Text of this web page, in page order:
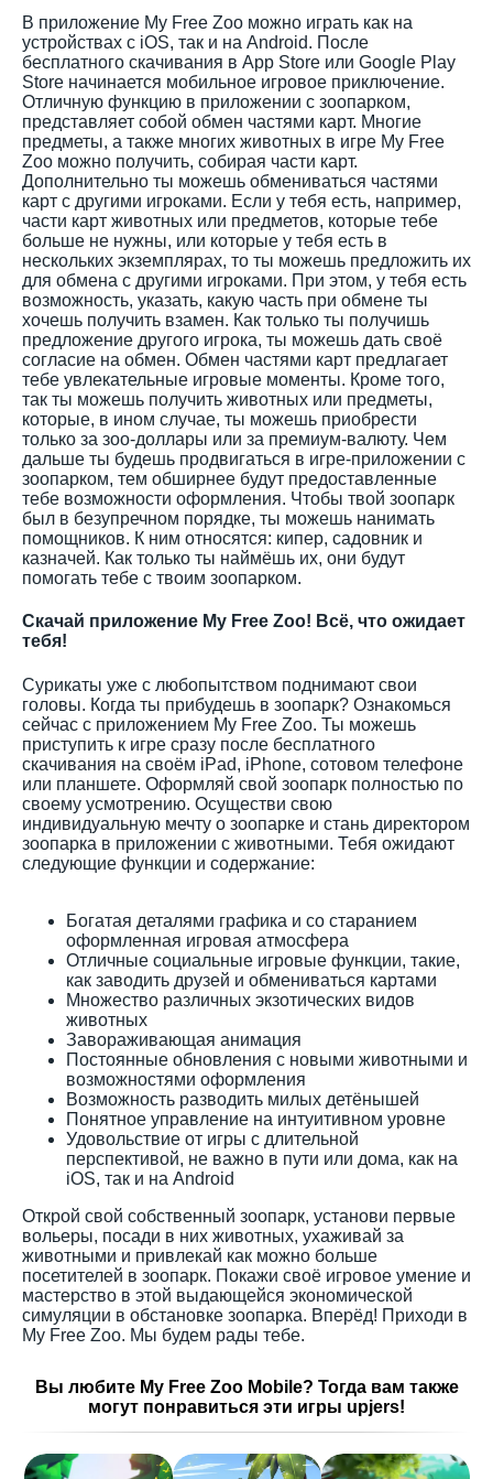
В приложение My Free Zoo можно играть как на
устройствах с iOS, так и на Android. После
бесплатного скачивания в App Store или Google Play
Store начинается мобильное игровое приключение.
Отличную функцию в приложении с зоопарком,
представляет собой обмен частями карт. Многие
предметы, а также многих животных в игре My Free
Zoo можно получить, собирая части карт.
Дополнительно ты можешь обмениваться частями
карт с другими игроками. Если у тебя есть, например,
части карт животных или предметов, которые тебе
больше не нужны, или которые у тебя есть в
нескольких экземплярах, то ты можешь предложить их
для обмена с другими игроками. При этом, у тебя есть
возможность, указать, какую часть при обмене ты
хочешь получить взамен. Как только ты получишь
предложение другого игрока, ты можешь дать своё
согласие на обмен. Обмен частями карт предлагает
тебе увлекательные игровые моменты. Кроме того,
так ты можешь получить животных или предметы,
которые, в ином случае, ты можешь приобрести
только за зоо-доллары или за премиум-валюту. Чем
дальше ты будешь продвигаться в игре-приложении с
зоопарком, тем обширнее будут предоставленные
тебе возможности оформления. Чтобы твой зоопарк
был в безупречном порядке, ты можешь нанимать
помощников. К ним относятся: кипер, садовник и
казначей. Как только ты наймёшь их, они будут
помогать тебе с твоим зоопарком.
Скачай приложение My Free Zoo! Всё, что ожидает
тебя!
Сурикаты уже с любопытством поднимают свои
головы. Когда ты прибудешь в зоопарк? Ознакомься
сейчас с приложением My Free Zoo. Ты можешь
приступить к игре сразу после бесплатного
скачивания на своём iPad, iPhone, сотовом телефоне
или планшете. Оформляй свой зоопарк полностью по
своему усмотрению. Осуществи свою
индивидуальную мечту о зоопарке и стань директором
зоопарка в приложении с животными. Тебя ожидают
следующие функции и содержание:
Богатая деталями графика и со старанием
оформленная игровая атмосфера
Отличные социальные игровые функции, такие,
как заводить друзей и обмениваться картами
Множество различных экзотических видов
животных
Завораживающая анимация
Постоянные обновления с новыми животными и
возможностями оформления
Возможность разводить милых детёнышей
Понятное управление на интуитивном уровне
Удовольствие от игры с длительной
перспективой, не важно в пути или дома, как на
iOS, так и на Android
Открой свой собственный зоопарк, установи первые
вольеры, посади в них животных, ухаживай за
животными и привлекай как можно больше
посетителей в зоопарк. Покажи своё игровое умение и
мастерство в этой выдающейся экономической
симуляции в обстановке зоопарка. Вперёд! Приходи в
My Free Zoo. Мы будем рады тебе.
Вы любите My Free Zoo Mobile? Тогда вам также
могут понравиться эти игры upjers!